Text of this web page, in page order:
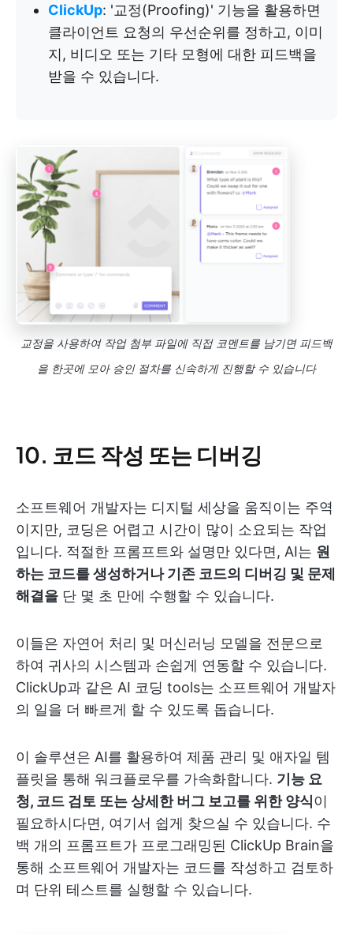
ClickUp: '교정(Proofing)' 기능을 활용하면
클라이언트 요청의 우선순위를 정하고, 이미
지, 비디오 또는 기타 모형에 대한 피드백을
받을 수 있습니다.
교정을 사용하여 작업 첨부 파일에 직접 코멘트를 남기면 피드백
을 한곳에 모아 승인 절차를 신속하게 진행할 수 있습니다
10. 코드 작성 또는 디버깅
소프트웨어 개발자는 디지털 세상을 움직이는 주역
이지만, 코딩은 어렵고 시간이 많이 소요되는 작업
입니다. 적절한 프롬프트와 설명만 있다면, AI는 원
하는 코드를 생성하거나 기존 코드의 디버깅 및 문제
해결을 단 몇 초 만에 수행할 수 있습니다.
이들은 자연어 처리 및 머신러닝 모델을 전문으로
하여 귀사의 시스템과 손쉽게 연동할 수 있습니다.
ClickUp과 같은 AI 코딩 tools는 소프트웨어 개발자
의 일을 더 빠르게 할 수 있도록 돕습니다.
이 솔루션은 AI를 활용하여 제품 관리 및 애자일 템
플릿을 통해 워크플로우를 가속화합니다. 기능 요
청, 코드 검토 또는 상세한 버그 보고를 위한 양식이
필요하시다면, 여기서 쉽게 찾으실 수 있습니다. 수
백 개의 프롬프트가 프로그래밍된 ClickUp Brain을
통해 소프트웨어 개발자는 코드를 작성하고 검토하
며 단위 테스트를 실행할 수 있습니다.